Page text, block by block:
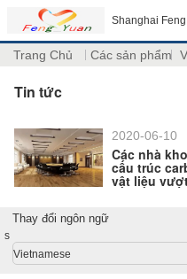
Shanghai
Trang Chủ Các sản phẩm
Tin tức
2020-06-10
Các nhà
cấu trúc
vật liệu
cường độ
Thay đổi ngôn ngữ
s
Vietnamese